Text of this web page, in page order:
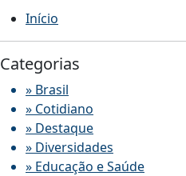
Início
Categorias
» Brasil
» Cotidiano
» Destaque
» Diversidades
» Educação e Saúde